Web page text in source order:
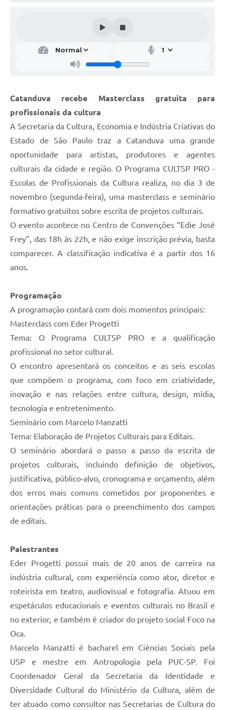
Jornal
Agenda
SIC
Diário Oficial
Editais
Catanduva recebe Masterclass gratuita para
profissionais da cultura
A Secretaria da Cultura, Economia e Indústria Criativas do
Estado de São Paulo traz a Catanduva uma grande
oportunidade para artistas, produtores e agentes
culturais da cidade e região. O Programa CULTSP PRO -
Escolas de Profissionais da Cultura realiza, no dia 3 de
novembro (segunda-feira), uma masterclass e seminário
formativo gratuitos sobre escrita de projetos culturais.
O evento acontece no Centro de Convenções “Edie José
Frey”, das 18h às 22h, e não exige inscrição prévia, basta
comparecer. A classificação indicativa é a partir dos 16
anos.
Programação
A programação contará com dois momentos principais:
Masterclass com Eder Progetti
Tema: O Programa CULTSP PRO e a qualificação
profissional no setor cultural.
O encontro apresentará os conceitos e as seis escolas
que compõem o programa, com foco em criatividade,
inovação e nas relações entre cultura, design, mídia,
tecnologia e entretenimento.
Seminário com Marcelo Manzatti
Tema: Elaboração de Projetos Culturais para Editais.
O seminário abordará o passo a passo da escrita de
projetos culturais, incluindo definição de objetivos,
justificativa, público-alvo, cronograma e orçamento, além
dos erros mais comuns cometidos por proponentes e
orientações práticas para o preenchimento dos campos
de editais.
Palestrantes
Eder Progetti possui mais de 20 anos de carreira na
indústria cultural, com experiência como ator, diretor e
roteirista em teatro, audiovisual e fotografia. Atuou em
espetáculos educacionais e eventos culturais no Brasil e
no exterior, e também é criador do projeto social Foco na
Oca.
Marcelo Manzatti é bacharel em Ciências Sociais pela
USP e mestre em Antropologia pela PUC-SP. Foi
Coordenador Geral da Secretaria da Identidade e
Diversidade Cultural do Ministério da Cultura, além de
ter atuado como consultor nas Secretarias de Cultura do